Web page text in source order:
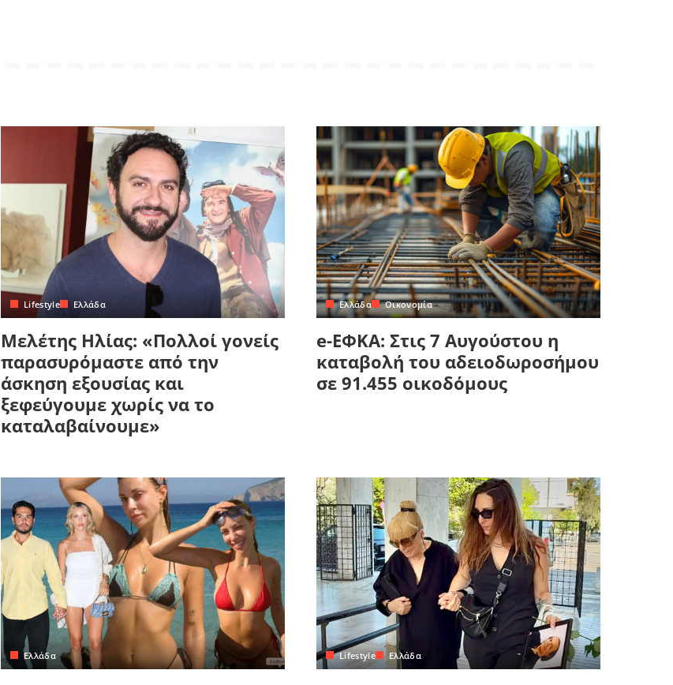
Lifestyle Ελλάδα
Μελέτης Ηλίας: «Πολλοί γονείς
παρασυρόμαστε από την
άσκηση εξουσίας και
ξεφεύγουμε χωρίς να το
καταλαβαίνουμε»
Ελλάδα Οικονομία
e-ΕΦΚΑ: Στις 7 Αυγούστου η
καταβολή του αδειοδωροσήμου
σε 91.455 οικοδόμους
Ελλάδα Lifestyle Ελλάδα